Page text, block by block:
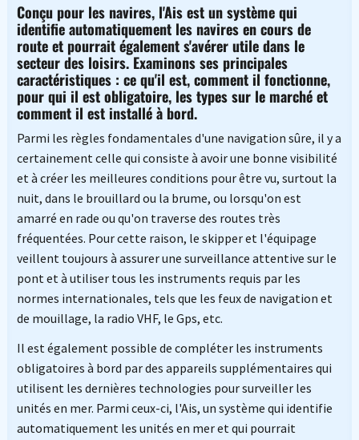
Conçu pour les navires, l'Ais est un système qui
identifie automatiquement les navires en cours de
route et pourrait également s'avérer utile dans le
secteur des loisirs. Examinons ses principales
caractéristiques : ce qu'il est, comment il fonctionne,
pour qui il est obligatoire, les types sur le marché et
comment il est installé à bord.
Parmi les règles fondamentales d'une navigation sûre, il y a
certainement celle qui consiste à avoir une bonne visibilité
et à créer les meilleures conditions pour être vu, surtout la
nuit, dans le brouillard ou la brume, ou lorsqu'on est
amarré en rade ou qu'on traverse des routes très
fréquentées. Pour cette raison, le skipper et l'équipage
veillent toujours à assurer une surveillance attentive sur le
pont et à utiliser tous les instruments requis par les
normes internationales, tels que les feux de navigation et
de mouillage, la radio VHF, le Gps, etc.
Il est également possible de compléter les instruments
obligatoires à bord par des appareils supplémentaires qui
utilisent les dernières technologies pour surveiller les
unités en mer. Parmi ceux-ci, l'Ais, un système qui identifie
automatiquement les unités en mer et qui pourrait